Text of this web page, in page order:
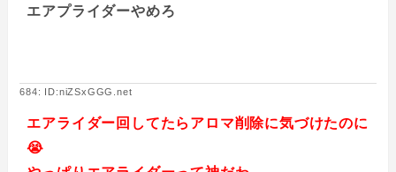
エアプライダーやめろ
684: ID:niZSxGGG.net
エアライダー回してたらアロマ削除に気づけたのに
😭